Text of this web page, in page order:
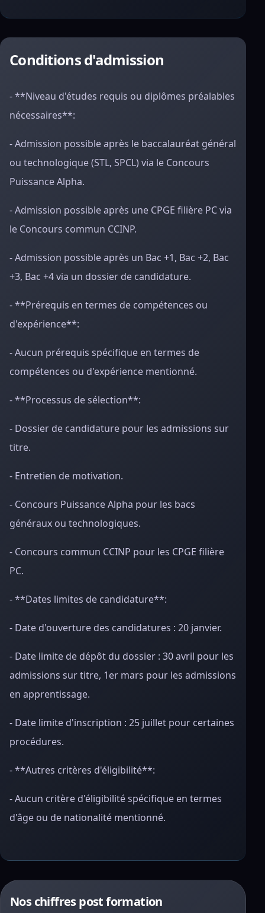
Conditions d'admission
- **Niveau d'études requis ou diplômes préalables
nécessaires**:
- Admission possible après le baccalauréat général
ou technologique (STL, SPCL) via le Concours
Puissance Alpha.
- Admission possible après une CPGE filière PC via
le Concours commun CCINP.
- Admission possible après un Bac +1, Bac +2, Bac
+3, Bac +4 via un dossier de candidature.
- **Prérequis en termes de compétences ou
d'expérience**:
- Aucun prérequis spécifique en termes de
compétences ou d'expérience mentionné.
- **Processus de sélection**:
- Dossier de candidature pour les admissions sur
titre.
- Entretien de motivation.
- Concours Puissance Alpha pour les bacs
généraux ou technologiques.
- Concours commun CCINP pour les CPGE filière
PC.
- **Dates limites de candidature**:
- Date d'ouverture des candidatures : 20 janvier.
- Date limite de dépôt du dossier : 30 avril pour les
admissions sur titre, 1er mars pour les admissions
en apprentissage.
- Date limite d'inscription : 25 juillet pour certaines
procédures.
- **Autres critères d'éligibilité**:
- Aucun critère d'éligibilité spécifique en termes
d'âge ou de nationalité mentionné.
Nos chiffres post formation